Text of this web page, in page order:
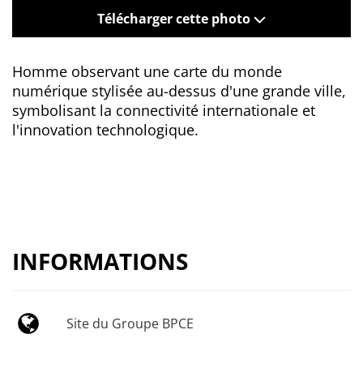
Télécharger cette photo
Homme observant une carte du monde
numérique stylisée au-dessus d'une grande ville,
symbolisant la connectivité internationale et
l'innovation technologique.
INFORMATIONS
Site du Groupe BPCE